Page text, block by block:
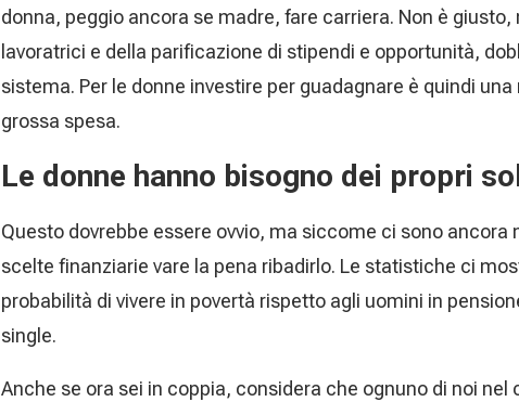
donna, peggio ancora se madre, fare carriera. Non è
lavoratrici e della parificazione di stipendi e opportunità,
sistema. Per le donne investire per guadagnare è quindi
grossa spesa.
Le donne hanno bisogno dei propri
Questo dovrebbe essere ovvio, ma siccome ci sono
scelte finanziarie vare la pena ribadirlo. Le statistiche ci
probabilità di vivere in povertà rispetto agli uomini in
single.
Anche se ora sei in coppia, considera che ognuno di noi